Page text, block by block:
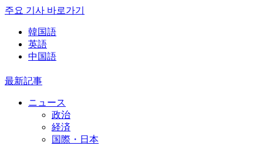
주요 기사 바로가기
韓国語
英語
中国語
最新記事
ニュース
政治
経済
国際・日本